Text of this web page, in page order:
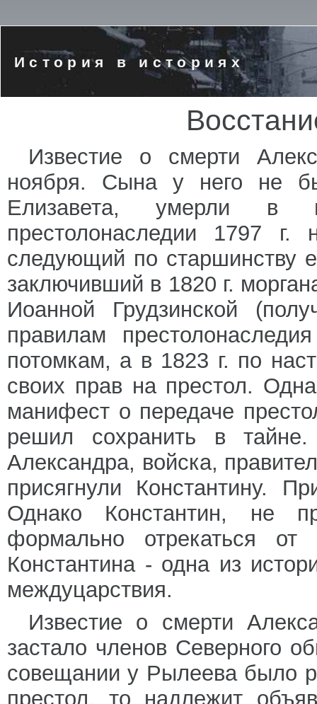
История в историях
Известие о смерти
ноября. Сына у него не
Елизавета, умерли в
престолонаследии 1797
следующий по старшинству
заключивший в 1820 г.
Иоанной Грудзинской
правилам
потомкам, а в 1823 г. по
своих прав на престол.
манифест о передаче
решил сохранить в
Александра, войска,
присягнули Константину.
Однако Константин, не
формально отрекаться от
Константина - одна из
междуцарствия.
Известие о смерти
застало членов Северного
совещании у Рылеева было
престол, то надлежит